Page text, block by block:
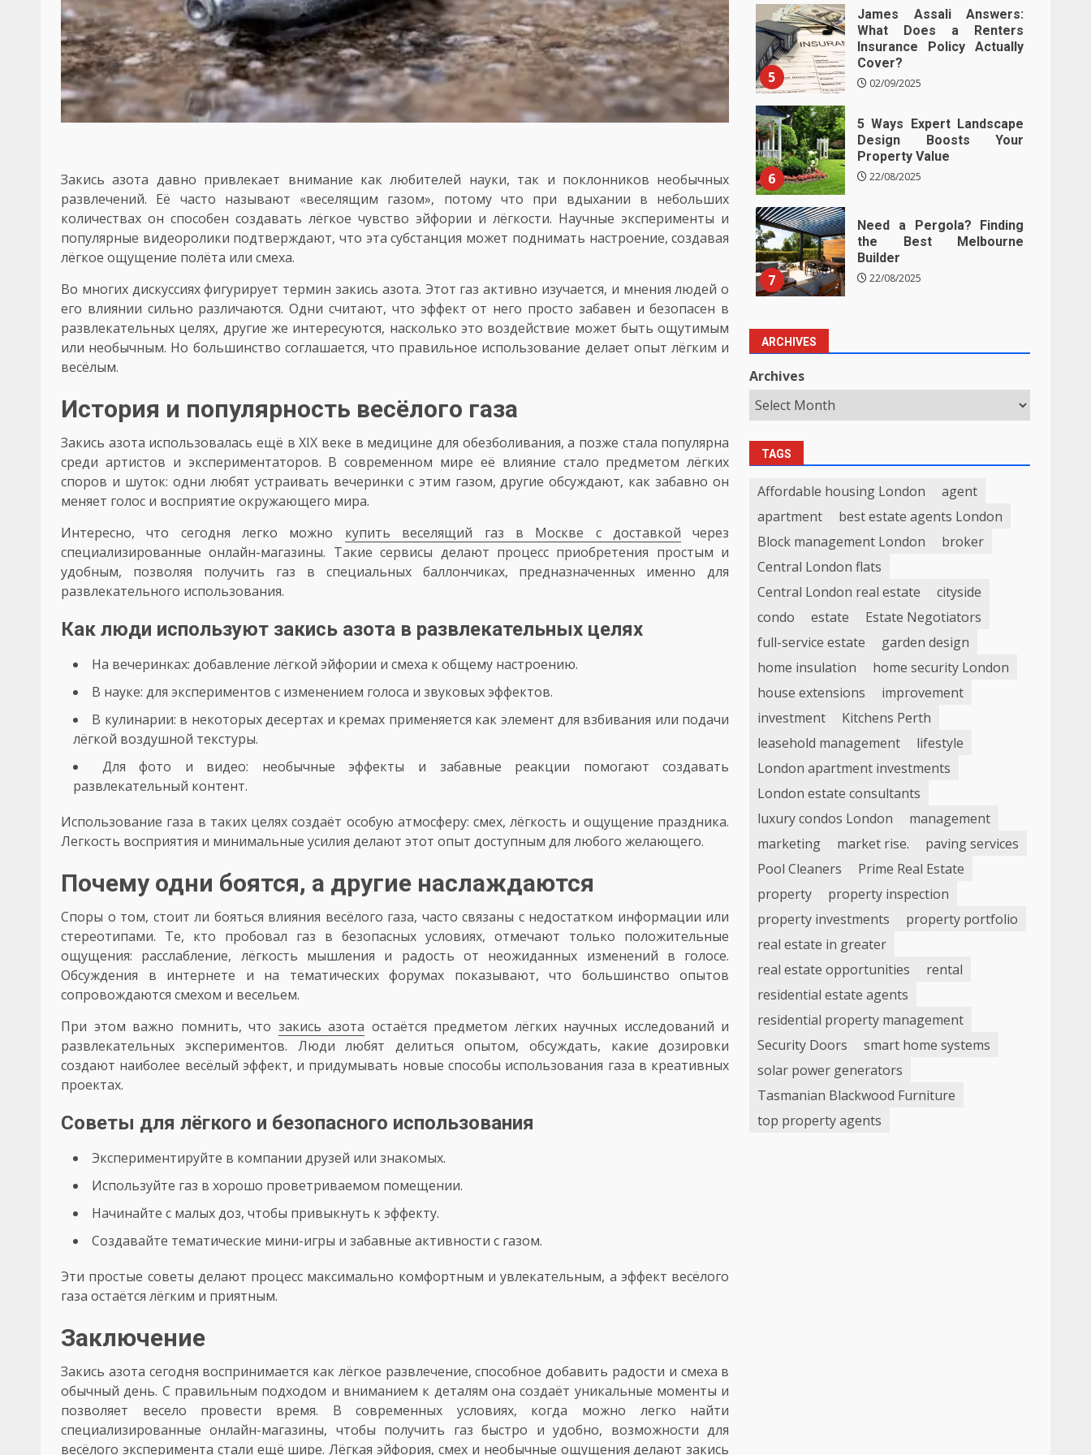
Закись азота давно привлекает внимание как любителей науки, так и поклонников необычных
развлечений. Её часто называют «веселящим газом», потому что при вдыхании в небольших
количествах он способен создавать лёгкое чувство эйфории и лёгкости. Научные эксперименты и
популярные видеоролики подтверждают, что эта субстанция может поднимать настроение, создавая
лёгкое ощущение полёта или смеха.
Во многих дискуссиях фигурирует термин закись азота. Этот газ активно изучается, и мнения людей о
его влиянии сильно различаются. Одни считают, что эффект от него просто забавен и безопасен в
развлекательных целях, другие же интересуются, насколько это воздействие может быть ощутимым
или необычным. Но большинство соглашается, что правильное использование делает опыт лёгким и
весёлым.
История и популярность весёлого газа
Закись азота использовалась ещё в XIX веке в медицине для обезболивания, а позже стала популярна
среди артистов и экспериментаторов. В современном мире её влияние стало предметом лёгких
споров и шуток: одни любят устраивать вечеринки с этим газом, другие обсуждают, как забавно он
меняет голос и восприятие окружающего мира.
Интересно, что сегодня легко можно купить веселящий газ в Москве с доставкой через
специализированные онлайн-магазины. Такие сервисы делают процесс приобретения простым и
удобным, позволяя получить газ в специальных баллончиках, предназначенных именно для
развлекательного использования.
Как люди используют закись азота в развлекательных целях
На вечеринках: добавление лёгкой эйфории и смеха к общему настроению.
В науке: для экспериментов с изменением голоса и звуковых эффектов.
В кулинарии: в некоторых десертах и кремах применяется как элемент для взбивания или подачи
лёгкой воздушной текстуры.
Для фото и видео: необычные эффекты и забавные реакции помогают создавать
развлекательный контент.
Использование газа в таких целях создаёт особую атмосферу: смех, лёгкость и ощущение праздника.
Легкость восприятия и минимальные усилия делают этот опыт доступным для любого желающего.
Почему одни боятся, а другие наслаждаются
Споры о том, стоит ли бояться влияния весёлого газа, часто связаны с недостатком информации или
стереотипами. Те, кто пробовал газ в безопасных условиях, отмечают только положительные
ощущения: расслабление, лёгкость мышления и радость от неожиданных изменений в голосе.
Обсуждения в интернете и на тематических форумах показывают, что большинство опытов
сопровождаются смехом и весельем.
При этом важно помнить, что закись азота остаётся предметом лёгких научных исследований и
развлекательных экспериментов. Люди любят делиться опытом, обсуждать, какие дозировки
создают наиболее весёлый эффект, и придумывать новые способы использования газа в креативных
проектах.
Советы для лёгкого и безопасного использования
Экспериментируйте в компании друзей или знакомых.
Используйте газ в хорошо проветриваемом помещении.
Начинайте с малых доз, чтобы привыкнуть к эффекту.
Создавайте тематические мини-игры и забавные активности с газом.
Эти простые советы делают процесс максимально комфортным и увлекательным, а эффект весёлого
газа остаётся лёгким и приятным.
Заключение
Закись азота сегодня воспринимается как лёгкое развлечение, способное добавить радости и смеха в
обычный день. С правильным подходом и вниманием к деталям она создаёт уникальные моменты и
позволяет весело провести время. В современных условиях, когда можно легко найти
специализированные онлайн-магазины, чтобы получить газ быстро и удобно, возможности для
весёлого эксперимента стали ещё шире. Лёгкая эйфория, смех и необычные ощущения делают закись
5
James Assali Answers:
What Does a Renters
Insurance Policy Actually
Cover?
02/09/2025
6
5 Ways Expert Landscape
Design Boosts Your
Property Value
22/08/2025
7
Need a Pergola? Finding
the Best Melbourne
Builder
22/08/2025
ARCHIVES
Archives
TAGS
Affordable housing London
agent
apartment
best estate agents London
Block management London
broker
Central London flats
Central London real estate
cityside
condo
estate
Estate Negotiators
full-service estate
garden design
home insulation
home security London
house extensions
improvement
investment
Kitchens Perth
leasehold management
lifestyle
London apartment investments
London estate consultants
luxury condos London
management
marketing
market rise.
paving services
Pool Cleaners
Prime Real Estate
property
property inspection
property investments
property portfolio
real estate in greater
real estate opportunities
rental
residential estate agents
residential property management
Security Doors
smart home systems
solar power generators
Tasmanian Blackwood Furniture
top property agents